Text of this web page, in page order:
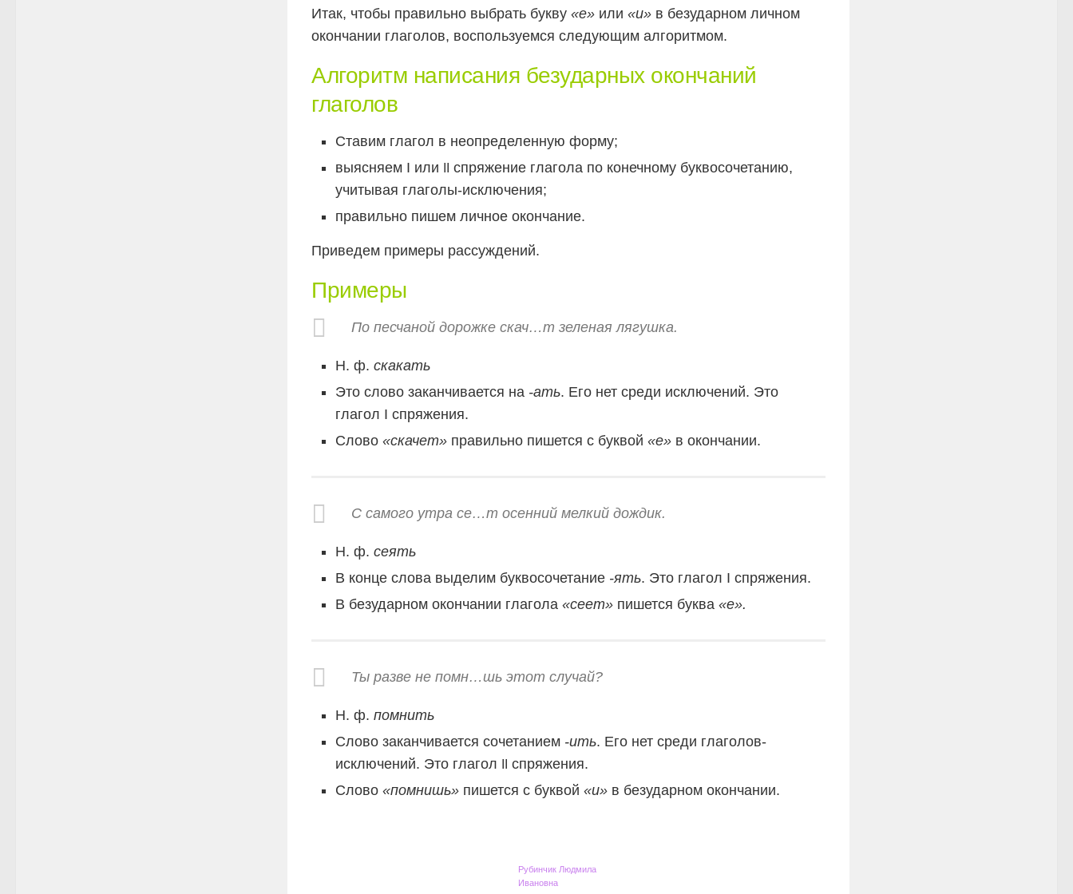
Итак, чтобы правильно выбрать букву «е» или «и» в безударном личном
окончании глаголов, воспользуемся следующим алгоритмом.
Алгоритм написания безударных окончаний
глаголов
Ставим глагол в неопределенную форму;
выясняем I или II спряжение глагола по конечному буквосочетанию,
учитывая глаголы-исключения;
правильно пишем личное окончание.
Приведем примеры рассуждений.
Примеры
По песчаной дорожке скач…т зеленая лягушка.
Н. ф. скакать
Это слово заканчивается на -ать. Его нет среди исключений. Это
глагол I спряжения.
Слово «скачет» правильно пишется с буквой «е» в окончании.
С самого утра се…т осенний мелкий дождик.
Н. ф. сеять
В конце слова выделим буквосочетание -ять. Это глагол I спряжения.
В безударном окончании глагола «сеет» пишется буква «е».
Ты разве не помн…шь этот случай?
Н. ф. помнить
Слово заканчивается сочетанием -ить. Его нет среди глаголов-
исключений. Это глагол II спряжения.
Слово «помнишь» пишется с буквой «и» в безударном окончании.
Рубинчик Людмила
Ивановна